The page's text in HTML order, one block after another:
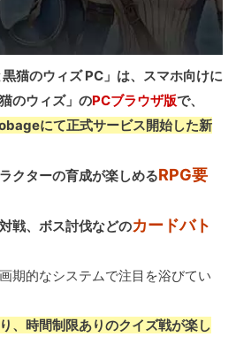
黒猫のウィズ PC」は、スマホ向けに
のウィズ」のPCブラウザ版で、
にて正式サービス開始した新
クターの育成が楽しめるRPG要
戦、ボス討伐などのカードバト
期的なシステムで注目を浴びてい
、時間制限ありのクイズ戦が楽し